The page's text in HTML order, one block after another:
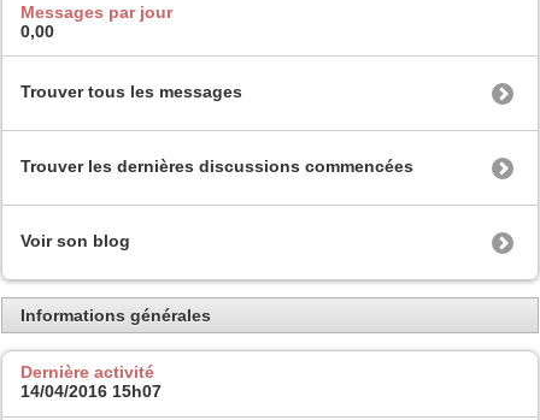
Messages par jour
0,00
Trouver tous les messages
Trouver les dernières discussions commencées
Voir son blog
Informations générales
Dernière activité
14/04/2016 15h07